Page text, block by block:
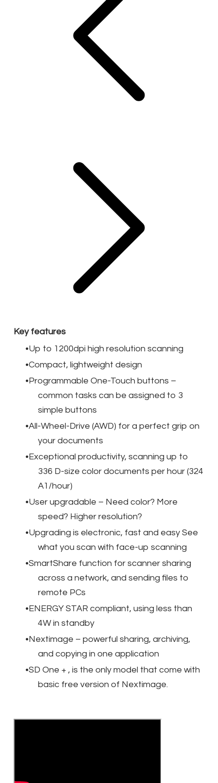
Key features
Up to 1200dpi high resolution scanning
Compact, lightweight design
Programmable One-Touch buttons –
common tasks can be assigned to 3
simple buttons
All-Wheel-Drive (AWD) for a perfect grip on
your documents
Exceptional productivity, scanning up to
336 D-size color documents per hour (324
A1/hour)
User upgradable – Need color? More
speed? Higher resolution?
Upgrading is electronic, fast and easy See
what you scan with face-up scanning
SmartShare function for scanner sharing
across a network, and sending files to
remote PCs
ENERGY STAR compliant, using less than
4W in standby
Nextimage – powerful sharing, archiving,
and copying in one application
SD One + , is the only model that come with
basic free version of Nextimage.